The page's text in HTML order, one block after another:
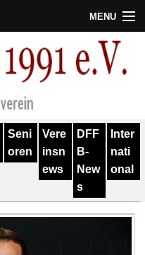
MENU
Seni
oren
Vere
insn
ews
DFF
B-
New
s
Inter
nati
onal